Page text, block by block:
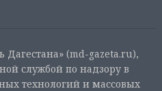
(md-gazeta.ru),
службой по надзору в
технологий и массовых